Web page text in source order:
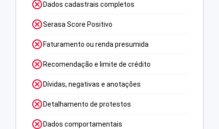
Dados cadastrais completos
Serasa Score Positivo
Faturamento ou renda presumida
Recomendação e limite de crédito
Dívidas, negativas e anotações
Detalhamento de protestos
Dados comportamentais